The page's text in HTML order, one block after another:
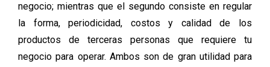
negocio; mientras que el segundo consiste en regular
la forma, periodicidad, costos y calidad de los
productos de terceras personas que requiere tu
negocio para operar. Ambos son de gran utilidad para